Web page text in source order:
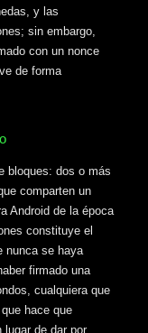
y las
sin embargo,
con un nonce
de forma
bloques: dos o más
comparten un
Android de la época
constituye el
nunca se haya
firmado una
cualquiera que
hace que
lugar de dar por